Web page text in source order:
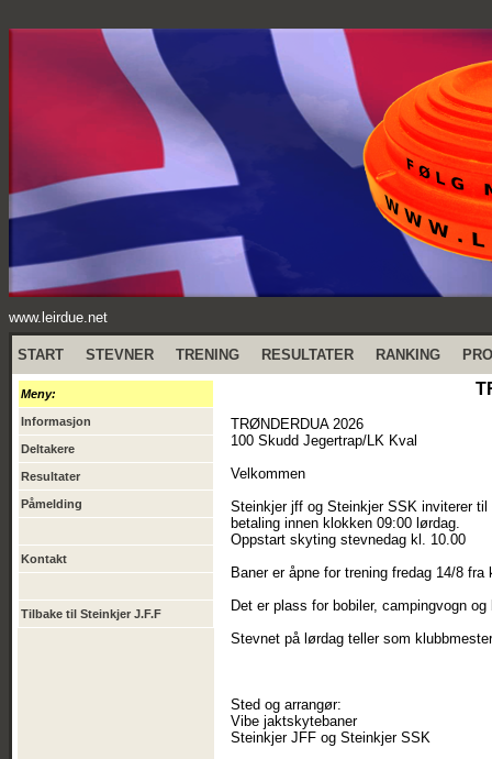
www.leirdue.net
START STEVNER TRENING RESULTATER RANKING
Meny:
Informasjon
Deltakere
Resultater
Påmelding
Kontakt
Tilbake til Steinkjer J.F.F
TRØNDERDUA 2026
100 Skudd Jegertrap/LK Kval
Velkommen
Steinkjer jff og Steinkjer SSK inviterer
betaling innen klokken 09:00 lørdag.
Oppstart skyting stevnedag kl. 10.00
Baner er åpne for trening fredag 14/8 fra
Det er plass for bobiler, campingvogn
Stevnet på lørdag teller som
Sted og arrangør:
Vibe jaktskytebaner
Steinkjer JFF og Steinkjer SSK